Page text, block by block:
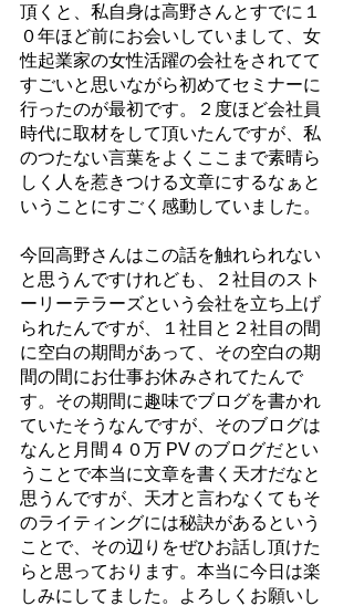
頂くと、私自身は高野さんとすでに１
０年ほど前にお会いしていまして、女
性起業家の女性活躍の会社をされてて
すごいと思いながら初めてセミナーに
行ったのが最初です。２度ほど会社員
時代に取材をして頂いたんですが、私
のつたない言葉をよくここまで素晴ら
しく人を惹きつける文章にするなぁと
いうことにすごく感動していました。
今回高野さんはこの話を触れられない
と思うんですけれども、２社目のスト
ーリーテラーズという会社を立ち上げ
られたんですが、１社目と２社目の間
に空白の期間があって、その空白の期
間の間にお仕事お休みされてたんで
す。その期間に趣味でブログを書かれ
ていたそうなんですが、そのブログは
なんと月間４０万 PV のブログだとい
うことで本当に文章を書く天才だなと
思うんですが、天才と言わなくてもそ
のライティングには秘訣があるという
ことで、その辺りをぜひお話し頂けた
らと思っております。本当に今日は楽
しみにしてました。よろしくお願いし